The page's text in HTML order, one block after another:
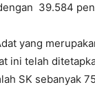
39.584
yang
ini telah
SK sebanyak